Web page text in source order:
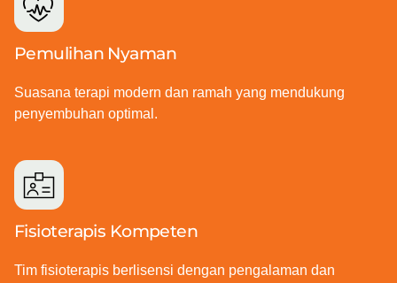
Pemulihan Nyaman
Suasana terapi modern dan ramah yang mendukung
penyembuhan optimal.
Fisioterapis Kompeten
Tim fisioterapis berlisensi dengan pengalaman dan